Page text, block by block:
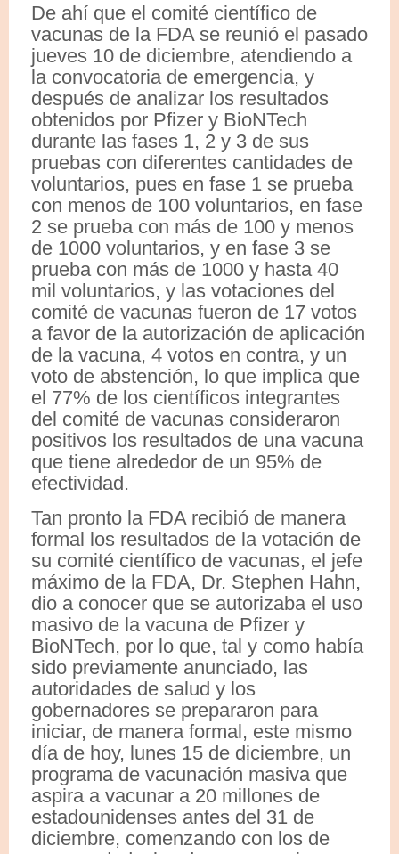
De ahí que el comité científico de
vacunas de la FDA se reunió el pasado
jueves 10 de diciembre, atendiendo a
la convocatoria de emergencia, y
después de analizar los resultados
obtenidos por Pfizer y BioNTech
durante las fases 1, 2 y 3 de sus
pruebas con diferentes cantidades de
voluntarios, pues en fase 1 se prueba
con menos de 100 voluntarios, en fase
2 se prueba con más de 100 y menos
de 1000 voluntarios, y en fase 3 se
prueba con más de 1000 y hasta 40
mil voluntarios, y las votaciones del
comité de vacunas fueron de 17 votos
a favor de la autorización de aplicación
de la vacuna, 4 votos en contra, y un
voto de abstención, lo que implica que
el 77% de los científicos integrantes
del comité de vacunas consideraron
positivos los resultados de una vacuna
que tiene alrededor de un 95% de
efectividad.
Tan pronto la FDA recibió de manera
formal los resultados de la votación de
su comité científico de vacunas, el jefe
máximo de la FDA, Dr. Stephen Hahn,
dio a conocer que se autorizaba el uso
masivo de la vacuna de Pfizer y
BioNTech, por lo que, tal y como había
sido previamente anunciado, las
autoridades de salud y los
gobernadores se prepararon para
iniciar, de manera formal, este mismo
día de hoy, lunes 15 de diciembre, un
programa de vacunación masiva que
aspira a vacunar a 20 millones de
estadounidenses antes del 31 de
diciembre, comenzando con los de